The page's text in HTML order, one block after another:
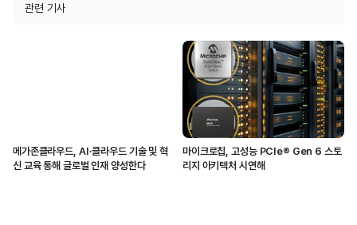
관련 기사
메가존클라우드, AI·클라우드 기술 및 혁
신 교육 통해 글로벌 인재 양성한다
마이크로칩, 고성능 PCIe® Gen 6 스토
리지 아키텍처 시연해